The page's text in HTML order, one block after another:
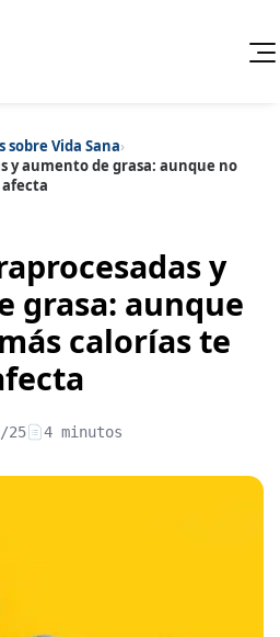
Auto
Hogar
SaludContenido extra
Colectivos
Financiera
Decesos
sobre Vida Sana›
y aumento de grasa: aunque no
afecta
y
grasa: aunque
calorías te
25 4 minutos